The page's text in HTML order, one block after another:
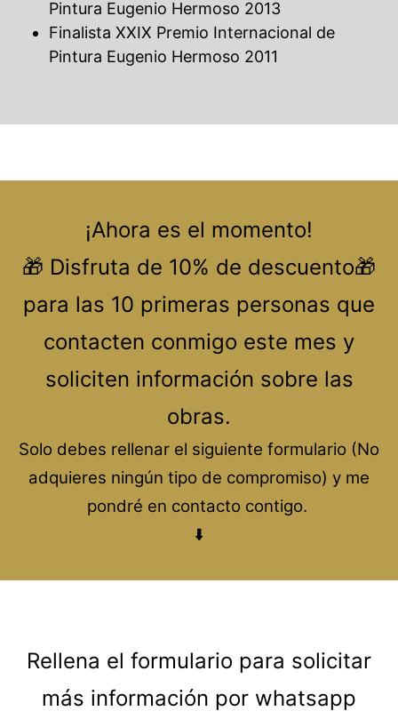
Pintura Eugenio Hermoso 2013
Finalista XXIX Premio Internacional de
Pintura Eugenio Hermoso 2011
¡Ahora es el momento!
🎁 Disfruta de 10% de descuento🎁
para las 10 primeras personas que
contacten conmigo este mes y
soliciten información sobre las
obras.
Solo debes rellenar el siguiente formulario (No
adquieres ningún tipo de compromiso) y me
pondré en contacto contigo.
⬇️
Rellena el formulario para solicitar
más información por whatsapp